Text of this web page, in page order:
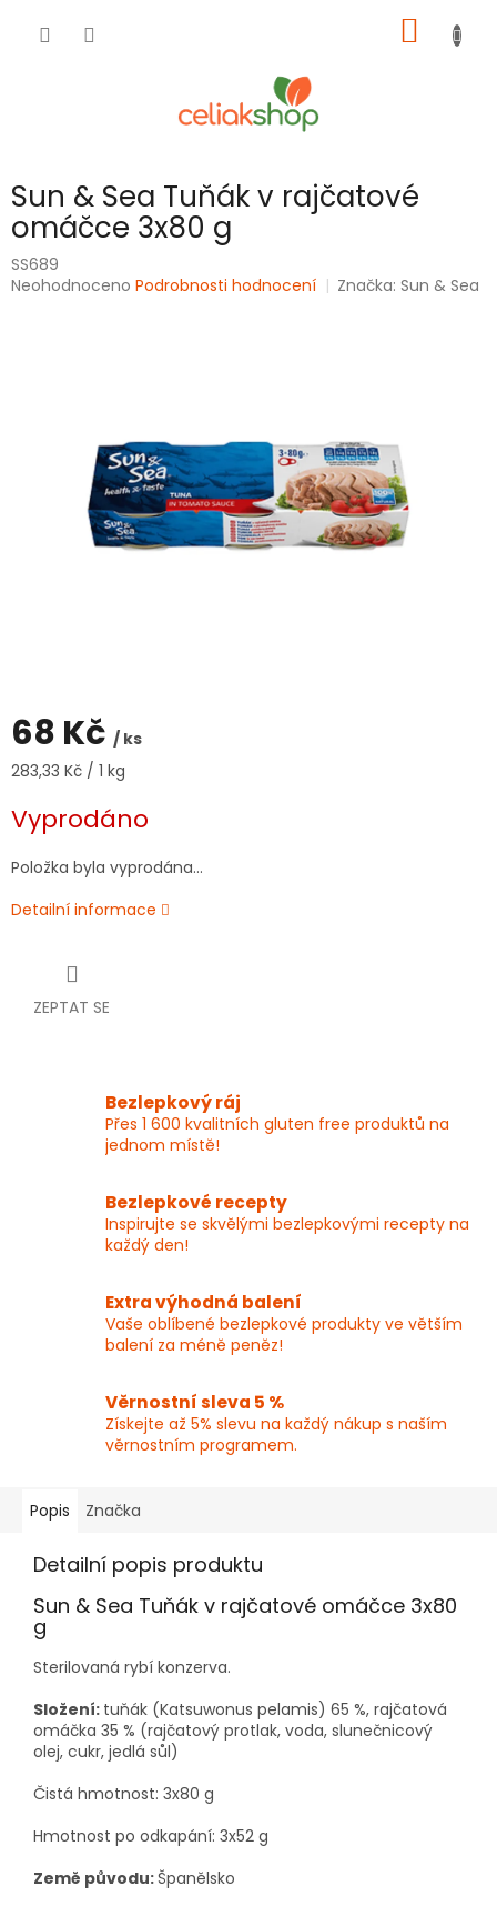
KOŠÍK
Sun & Sea Tuňák v rajčatové
omáčce 3x80 g
SS689
Průměrné
Neohodnoceno Podrobnosti hodnocení Značka:Sun & Sea
68 Kč / ks
Měrná
283,33 Kč / 1 kg
Vyprodáno
Položka byla vyprodána…
Detailní informace
ZEPTAT SE
Bezlepkový ráj
Přes 1 600 kvalitních gluten free produktů na
jednom místě!
Bezlepkové recepty
Inspirujte se skvělými bezlepkovými recepty na
každý den!
Extra výhodná balení
Vaše oblíbené bezlepkové produkty ve větším
balení za méně peněz!
Věrnostní sleva 5 %
Získejte až 5% slevu na každý nákup s naším
věrnostním programem.
Popis Značka
Detailní popis produktu
Sun & Sea Tuňák v rajčatové omáčce 3x80
g
Sterilovaná rybí konzerva.
Složení: tuňák (Katsuwonus pelamis) 65 %, rajčatová
omáčka 35 % (rajčatový protlak, voda, slunečnicový
olej, cukr, jedlá sůl)
Čistá hmotnost: 3x80 g
Hmotnost po odkapání: 3x52 g
Země původu:Španělsko